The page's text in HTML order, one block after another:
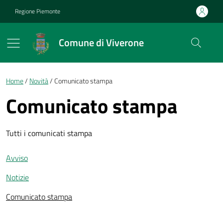
Regione Piemonte
Comune di Viverone
Briciole di pane
Home Novità Comunicato stampa
Comunicato stampa
Tutti i comunicati stampa
Avviso
Notizie
Comunicato stampa